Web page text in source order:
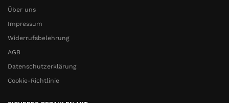
Über uns
Impressum
Widerrufsbelehrung
AGB
Datenschutzerklärung
Cookie-Richtlinie